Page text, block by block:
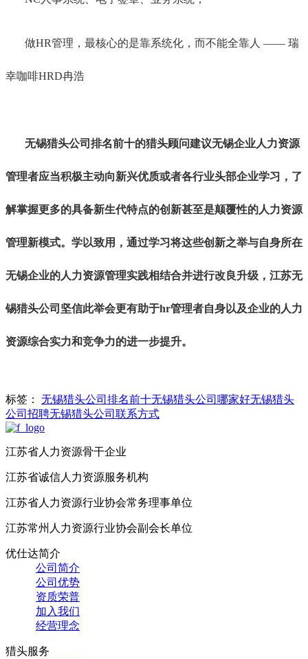
做HR管理，最核心的是靠系统化，而不能全靠人 —— 瑞
幸咖啡HRD冉浩
无锡猎头公司排名前十的猎头顾问建议无锡企业人力资源
管理者应当积极主动向新兴优质或者各行业头部企业学习，了
解掌握更多的具备新生代特点的创新甚至是颠覆性的人力资源
管理新模式。学以致用，通过学习将这些创新之举与自身所在
无锡企业的人力资源管理实践相结合并进行改良升级，江苏无
锡猎头公司坚信此举会更有助于hr管理者自身以及企业的人力
资源综合实力和竞争力的进一步提升。
标签： 无锡猎头公司排名前十无锡猎头公司哪家好无锡猎头
公司招聘无锡猎头公司联系方式
江苏省人力资源骨干企业
江苏省诚信人力资源服务机构
江苏省人力资源行业协会常务理事单位
江苏常州人力资源行业协会副会长单位
优仕达简介
公司简介
公司优势
资质荣普
加入我们
经营理念
猎头服务